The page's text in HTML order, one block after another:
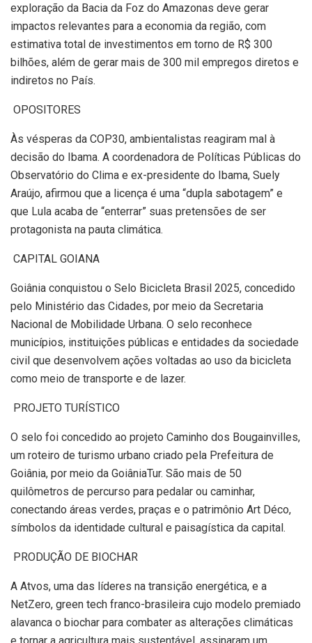
exploração da Bacia da Foz do Amazonas deve gerar
impactos relevantes para a economia da região, com
estimativa total de investimentos em torno de R$ 300
bilhões, além de gerar mais de 300 mil empregos diretos e
indiretos no País.
OPOSITORES
Às vésperas da COP30, ambientalistas reagiram mal à
decisão do Ibama. A coordenadora de Políticas Públicas do
Observatório do Clima e ex-presidente do Ibama, Suely
Araújo, afirmou que a licença é uma “dupla sabotagem” e
que Lula acaba de “enterrar” suas pretensões de ser
protagonista na pauta climática.
CAPITAL GOIANA
Goiânia conquistou o Selo Bicicleta Brasil 2025, concedido
pelo Ministério das Cidades, por meio da Secretaria
Nacional de Mobilidade Urbana. O selo reconhece
municípios, instituições públicas e entidades da sociedade
civil que desenvolvem ações voltadas ao uso da bicicleta
como meio de transporte e de lazer.
PROJETO TURÍSTICO
O selo foi concedido ao projeto Caminho dos Bougainvilles,
um roteiro de turismo urbano criado pela Prefeitura de
Goiânia, por meio da GoiâniaTur. São mais de 50
quilômetros de percurso para pedalar ou caminhar,
conectando áreas verdes, praças e o patrimônio Art Déco,
símbolos da identidade cultural e paisagística da capital.
PRODUÇÃO DE BIOCHAR
A Atvos, uma das líderes na transição energética, e a
NetZero, green tech franco-brasileira cujo modelo premiado
alavanca o biochar para combater as alterações climáticas